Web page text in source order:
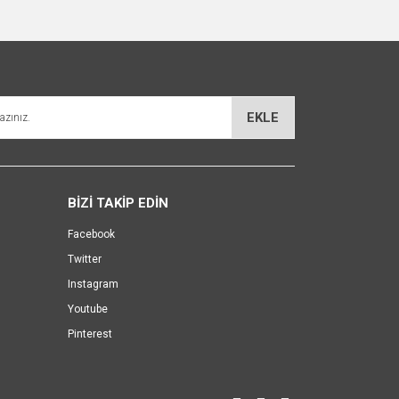
EKLE
BİZİ TAKİP EDİN
Facebook
Twitter
Instagram
Youtube
Pinterest